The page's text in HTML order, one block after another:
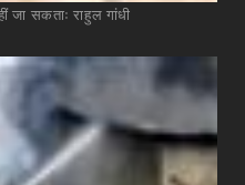
जा सकताः राहुल गांधी